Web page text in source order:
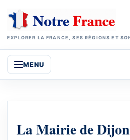
EXPLORER LA FRANCE, SES RÉGIONS ET
MENU
La Mairie de Dijon